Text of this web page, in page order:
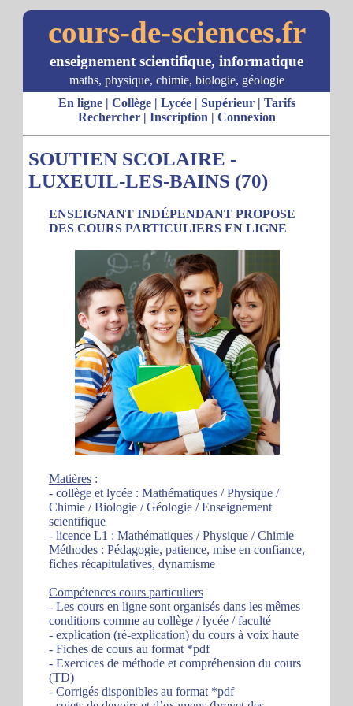
cours-de-sciences.fr
enseignement scientifique, informatique
maths, physique, chimie, biologie, géologie
En ligne| Collège| Lycée| Supérieur| Tarifs
Rechercher| Inscription | Connexion
SOUTIEN SCOLAIRE -
LUXEUIL-LES-BAINS (70)
ENSEIGNANT INDÉPENDANT PROPOSE
DES COURS PARTICULIERS EN LIGNE
Matières :
- collège et lycée : Mathématiques / Physique /
Chimie / Biologie / Géologie / Enseignement
scientifique
- licence L1 : Mathématiques / Physique / Chimie
Méthodes : Pédagogie, patience, mise en confiance,
fiches récapitulatives, dynamisme
Compétences cours particuliers
- Les cours en ligne sont organisés dans les mêmes
conditions comme au collège / lycée / faculté
- explication (ré-explication) du cours à voix haute
- Fiches de cours au format *pdf
- Exercices de méthode et compréhension du cours
(TD)
- Corrigés disponibles au format *pdf